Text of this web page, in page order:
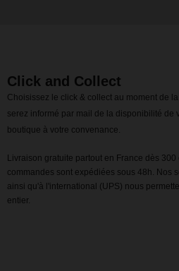
Click and Collect
Choisissez le click & collect au moment de
serez informé par mail de la disponibilité de
boutique à votre convenance.
Livraison gratuite partout en France dès 300
commandes sont expédiées sous 48h. Nos
ainsi qu'à l'international (UPS) nous
entier.